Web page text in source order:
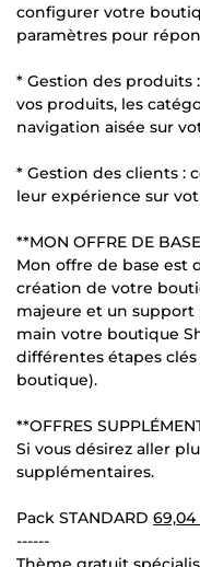
configurer votre
paramètres pour
* Gestion des
vos produits, les
navigation aisée sur
* Gestion des clients :
leur expérience sur
**MON OFFRE DE
Mon offre de base est
création de votre
majeure et un support
main votre boutique
différentes étapes
boutique).
**OFFRES
Si vous désirez aller
supplémentaires.
Pack STANDARD 69,04
------